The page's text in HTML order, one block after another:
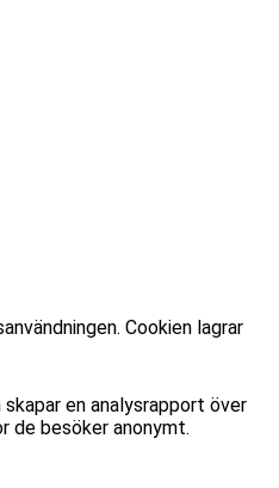
Cookien lagrar
en analysrapport över
de besöker anonymt.